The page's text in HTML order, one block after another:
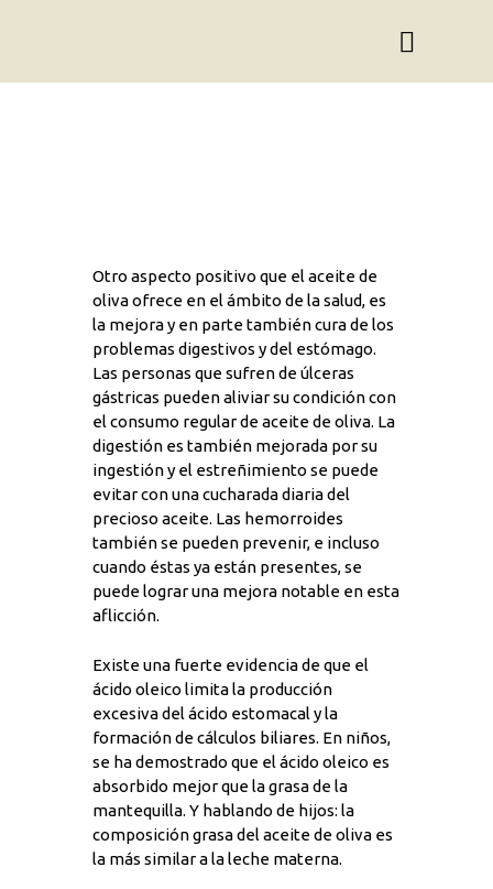
Otro aspecto positivo que el aceite de
oliva ofrece en el ámbito de la salud, es
la mejora y en parte también cura de los
problemas digestivos y del estómago.
Las personas que sufren de úlceras
gástricas pueden aliviar su condición con
el consumo regular de aceite de oliva. La
digestión es también mejorada por su
ingestión y el estreñimiento se puede
evitar con una cucharada diaria del
precioso aceite. Las hemorroides
también se pueden prevenir, e incluso
cuando éstas ya están presentes, se
puede lograr una mejora notable en esta
aflicción.
Existe una fuerte evidencia de que el
ácido oleico limita la producción
excesiva del ácido estomacal y la
formación de cálculos biliares. En niños,
se ha demostrado que el ácido oleico es
absorbido mejor que la grasa de la
mantequilla. Y hablando de hijos: la
composición grasa del aceite de oliva es
la más similar a la leche materna.